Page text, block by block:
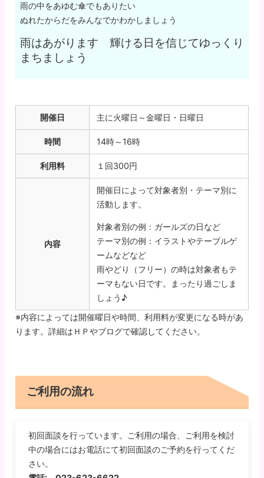
雨の中をあゆむ傘でもありたい
ぬれたからだをみんなでかわかしましょう
雨はあがります 輝ける日を信じてゆっくり
まちましょう
開催日 主に火曜日～金曜日・日曜日
時間 14時～16時
利用料 １回300円
内容
開催日によって対象者別・テーマ別に
活動します。
対象者別の例：ガールズの日など
テーマ別の例：イラストやテーブルゲ
ームなどなど
雨やどり（フリー）の時は対象者もテ
ーマもない日です。まったり過ごしま
しょう♪
※内容によっては開催曜日や時間、利用料が変更になる時があ
ります。詳細はＨＰやブログで確認してください。
ご利用の流れ
初回面談を行っています。ご利用の場合、ご利用を検討
中の場合にはお電話にて初回面談のご予約を行ってくだ
さい。